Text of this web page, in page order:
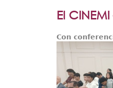
estáEl
Con